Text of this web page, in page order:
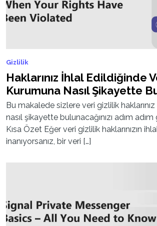
Gizlilik
Haklarınız İhlal Edildiğinde
Kurumuna Nasıl Şikayette
Bu makalede sizlere veri gizlilik
nasıl şikayette bulunacağınızı adım
Kısa Özet Eğer veri gizlilik haklarınızın
inanıyorsanız, bir veri […]